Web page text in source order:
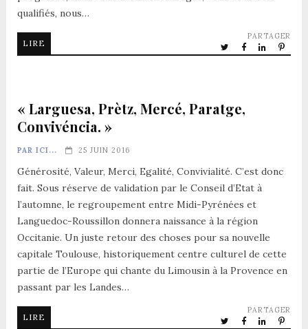
qualifiés, nous…
LIRE
PARTAGER
« Larguesa, Prètz, Mercé, Paratge,
Convivéncia. »
PAR ICI... 25 JUIN 2016
Générosité, Valeur, Merci, Egalité, Convivialité. C’est donc
fait. Sous réserve de validation par le Conseil d’Etat à
l’automne, le regroupement entre Midi-Pyrénées et
Languedoc-Roussillon donnera naissance à la région
Occitanie. Un juste retour des choses pour sa nouvelle
capitale Toulouse, historiquement centre culturel de cette
partie de l’Europe qui chante du Limousin à la Provence en
passant par les Landes…
LIRE
PARTAGER